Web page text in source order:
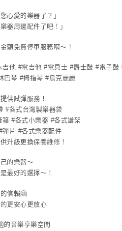
心愛的樂器了？」
器周邊配件了吧！」
額免費停車服務唷～！
他 #電吉他 #電貝士 #爵士鼓 #電子
巴琴 #拇指琴 #烏克麗麗
供試彈服務！
#各式台灣製樂器袋
#各式小樂器 #各式譜架
片 #各式樂器配件
升級更換保養維修！
的樂器～
最好的選擇～！
信賴🤗
更安心更放心
的音樂享樂空間